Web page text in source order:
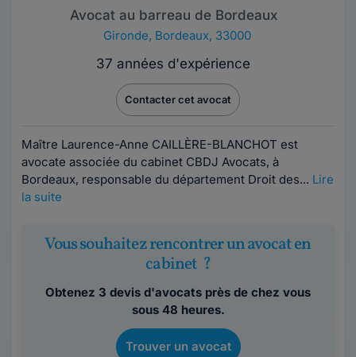
Avocat au barreau de Bordeaux
Gironde, Bordeaux, 33000
37 années d'expérience
Contacter cet avocat
Maître Laurence-Anne CAILLÈRE-BLANCHOT est
avocate associée du cabinet CBDJ Avocats, à
Bordeaux, responsable du département Droit des... Lire
la suite
Vous souhaitez rencontrer un avocat en
cabinet ?
Obtenez 3 devis d'avocats près de chez vous
sous 48 heures.
Trouver un avocat